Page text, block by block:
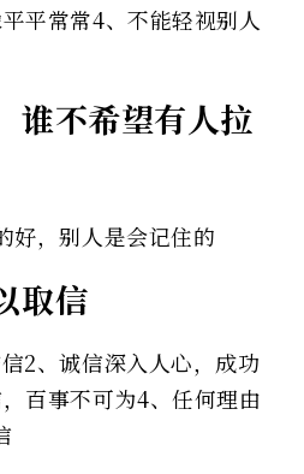
平常常4、不能轻视别人
谁不希望有人拉
好，别人是会记住的
取信
2、诚信深入人心，成功
百事不可为4、任何理由